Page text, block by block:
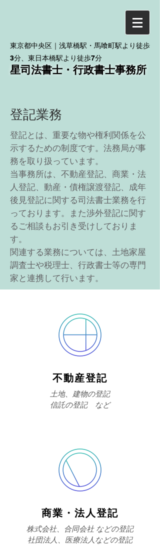
東京都中央区｜浅草橋駅・馬喰町駅より徒歩
3分、東日本橋駅より徒歩7分
星司法書士・ 行政書士事務所
​登記業務
登記とは、重要な物や権利関係を公
示するための制度です。法務局が事
務を取り扱っています。
当事務所は、不動産登記、商業・法
人登記、動産・債権譲渡登記、成年
後見登記に関する司法書士業務を行
っております。また渉外登記に関す
るご相談もお引き受けしておりま
す。
関連する業務については、土地家屋
調査士や税理士、行政書士等の専門
家と連携して行います。
不動産登記
土地、建物の登記
​信託の登記 など
商業・法人登記
株式会社、
合同会社 などの登記
​社団法人、医療法人などの登記